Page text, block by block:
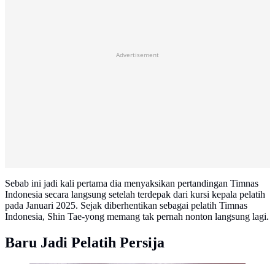
Advertisement
Sebab ini jadi kali pertama dia menyaksikan pertandingan Timnas
Indonesia secara langsung setelah terdepak dari kursi kepala pelatih
pada Januari 2025. Sejak diberhentikan sebagai pelatih Timnas
Indonesia, Shin Tae-yong memang tak pernah nonton langsung lagi.
Baru Jadi Pelatih Persija